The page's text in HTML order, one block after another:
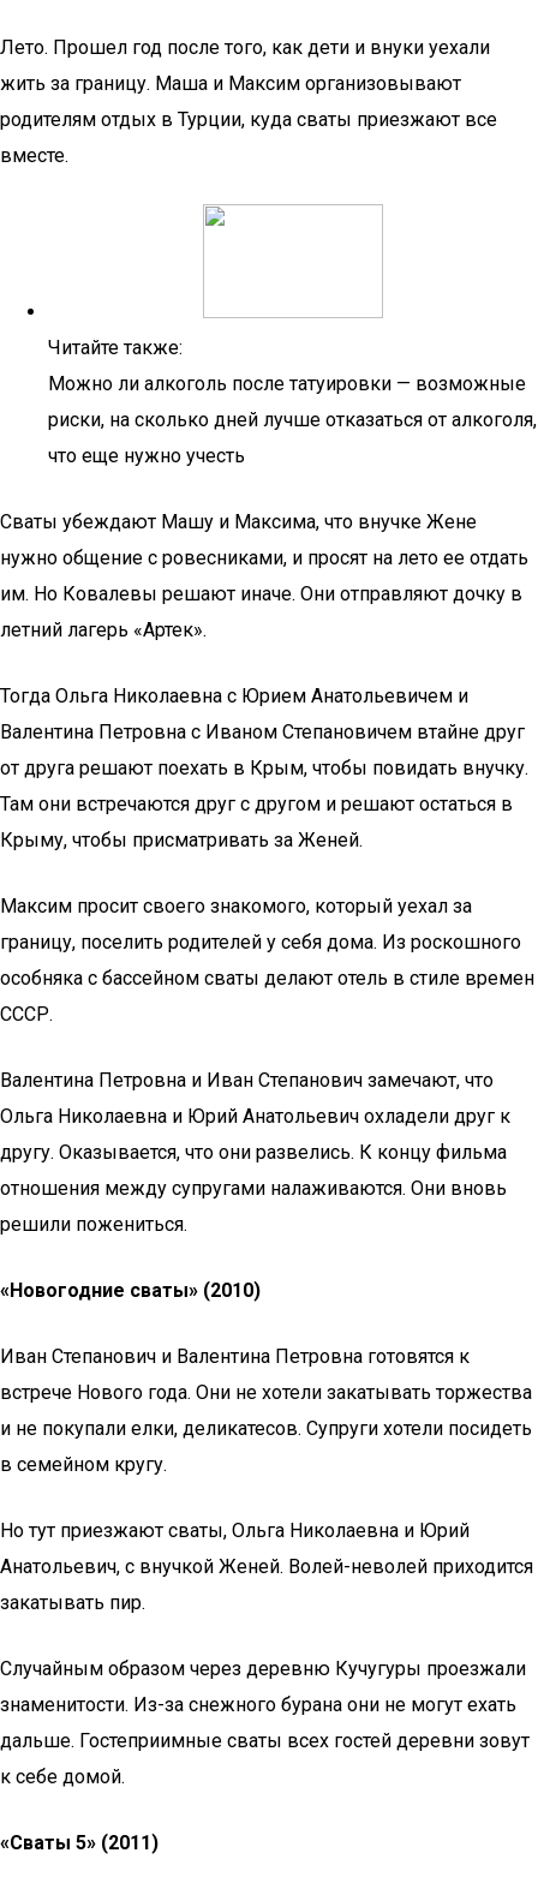
Лето. Прошел год после того, как дети и внуки уехали
жить за границу. Маша и Максим организовывают
родителям отдых в Турции, куда сваты приезжают все
вместе.
Читайте также:
Можно ли алкоголь после татуировки — возможные
риски, на сколько дней лучше отказаться от алкоголя,
что еще нужно учесть
Сваты убеждают Машу и Максима, что внучке Жене
нужно общение с ровесниками, и просят на лето ее отдать
им. Но Ковалевы решают иначе. Они отправляют дочку в
летний лагерь «Артек».
Тогда Ольга Николаевна с Юрием Анатольевичем и
Валентина Петровна с Иваном Степановичем втайне друг
от друга решают поехать в Крым, чтобы повидать внучку.
Там они встречаются друг с другом и решают остаться в
Крыму, чтобы присматривать за Женей.
Максим просит своего знакомого, который уехал за
границу, поселить родителей у себя дома. Из роскошного
особняка с бассейном сваты делают отель в стиле времен
СССР.
Валентина Петровна и Иван Степанович замечают, что
Ольга Николаевна и Юрий Анатольевич охладели друг к
другу. Оказывается, что они развелись. К концу фильма
отношения между супругами налаживаются. Они вновь
решили пожениться.
«Новогодние сваты» (2010)
Иван Степанович и Валентина Петровна готовятся к
встрече Нового года. Они не хотели закатывать торжества
и не покупали елки, деликатесов. Супруги хотели посидеть
в семейном кругу.
Но тут приезжают сваты, Ольга Николаевна и Юрий
Анатольевич, с внучкой Женей. Волей-неволей приходится
закатывать пир.
Случайным образом через деревню Кучугуры проезжали
знаменитости. Из-за снежного бурана они не могут ехать
дальше. Гостеприимные сваты всех гостей деревни зовут
к себе домой.
«Сваты 5» (2011)